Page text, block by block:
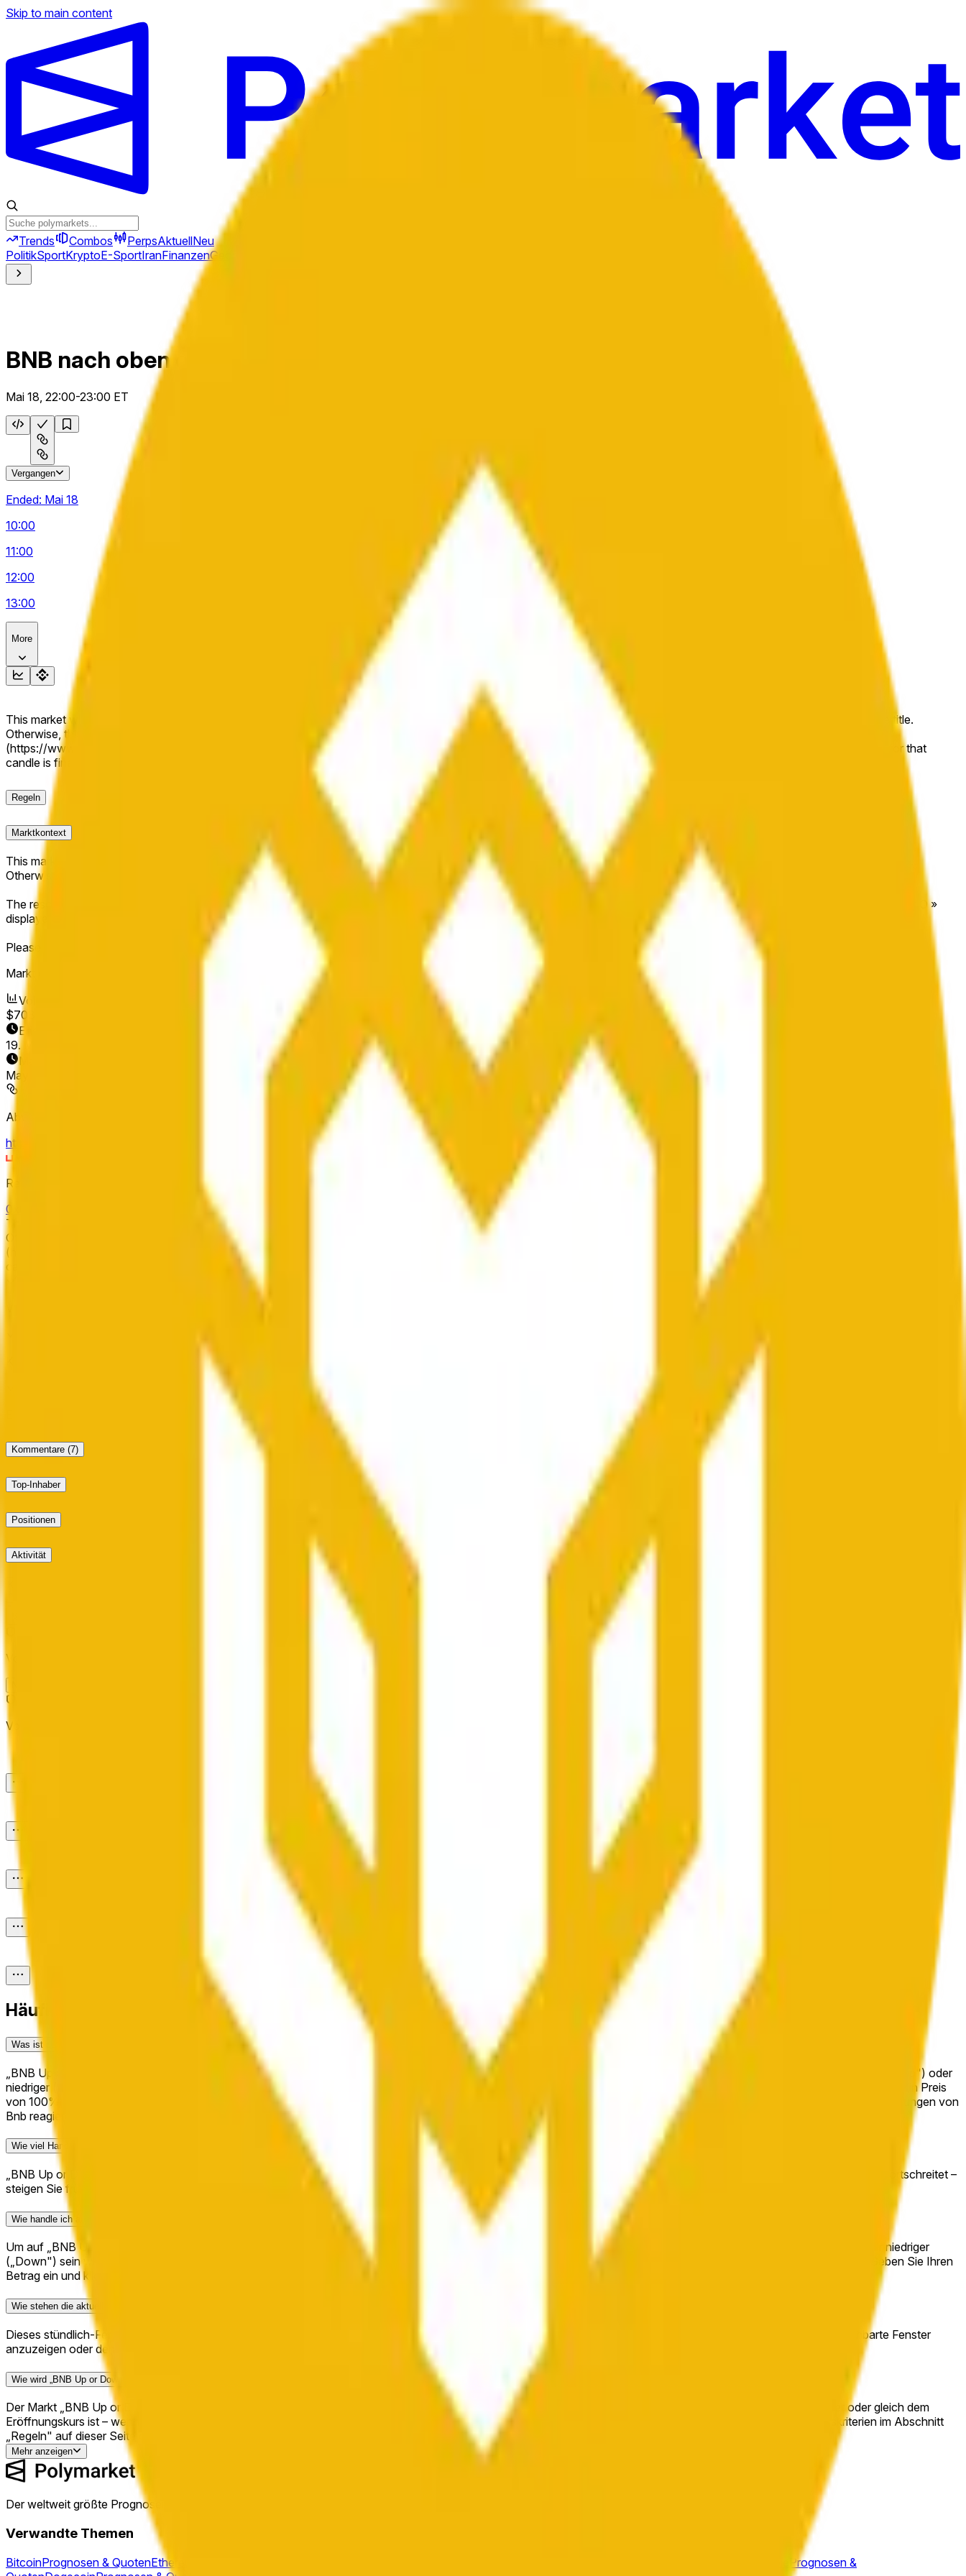
Skip to main content
Trends Combos PerpsAktuellNeu
PolitikSportKryptoE-SportIranFinanzenGeopolitik
BNB nach oben oder unten stündlich
Mai 18, 22:00-23:00 ET
Vergangen
Ended: Mai 18
10:00
11:00
12:00
13:00
More
This market will resolve to "Up" if the close price is greater than or equal to the open price for the BNB/USDT 1 hour candle that begins on the time and date specified in the title.
Otherwise, this market will resolve to "Down". The resolution source for this market is information from Binance, specifically the BNB/USDT pair
(https://www.binance.com/en/trade/BNB_USDT). The close « C » and open « O » displayed at the top of the graph for the relevant "1H" candle will be used once the data for that
candle is finalized. Please note that this market is about the price according to Binance BNB/USDT, not according to other exchanges or trading pairs.
Regeln
Marktkontext
This market will resolve to "Up" if the close price is greater than or equal to the open price for the BNB/USDT 1 hour candle that begins on the time and date specified in the title.
Otherwise, this market will resolve to "Down".
The resolution source for this market is information from Binance, specifically the BNB/USDT pair (https://www.binance.com/en/trade/BNB_USDT
). The close « C » and open « O »
displayed at the top of the graph for the relevant "1H" candle will be used once the data for that candle is finalized.
Please note that this market is about the price according to Binance BNB/USDT, not according to other exchanges or trading pairs.
Markt eröffnet:
Volumen
$703
Enddatum
19. Mai 2026
Markt eröffnet
May 16, 2026, 10:00 PM ET
Abwicklungsquelle
https://www.binance.com/en/trade/BNB_USDT
Resolver
0x65070BE91...
This market will resolve to "Up" if the close price is greater than or equal to the open price for the BNB/USDT 1 hour candle that begins on the time and date specified in the title.
Otherwise, this market will resolve to "Down". The resolution source for this market is information from Binance, specifically the BNB/USDT pair
(https://www.binance.com/en/trade/BNB_USDT). The close « C » and open « O » displayed at the top of the graph for the relevant "1H" candle will be used once the data for that
candle is finalized. Please note that this market is about the price according to Binance BNB/USDT, not according to other exchanges or trading pairs.
Kommentare (7)
Top-Inhaber
Positionen
Aktivität
Vorsicht bei externen Links.
Vorsicht bei externen Links.
Häufig gestellte Fragen
Was ist der Prognosemarkt „BNB Up or Down - May 18, 10PM ET"?
„BNB Up or Down - May 18, 10PM ET" ist ein stündlich-Prognosemarkt auf Polymarket, auf dem Händler Anteile darauf kaufen und verkaufen, ob der Preis von Bnb höher („Up") oder
niedriger („Down") als sein Eröffnungspreis über das im Titel angegebene stündlich-Fenster abschließen wird. Die aktuelle Marktwahrscheinlichkeit liegt bei 100% für „Down". Ein Preis
von 100% bedeutet, dass der Markt diesem Ergebnis eine Wahrscheinlichkeit von 100% zuweist. Die Preise werden in Echtzeit aktualisiert, wenn Händler auf Live-Preisbewegungen von
Bnb reagieren. Anteile am richtigen Ergebnis können bei Marktauflösung für jeweils $1 eingelöst werden.
Wie viel Handelsaktivität hat „BNB Up or Down - May 18, 10PM ET" auf Polymarket generiert?
„BNB Up or Down - May 18, 10PM ET" ist ein aktiver kurzfristiger Markt auf Polymarket. Das Handelsvolumen kann sich schnell aufbauen, während das stündlich-Fenster fortschreitet –
steigen Sie früh ein, um die Quoten mitzugestalten.
Wie handle ich auf „BNB Up or Down - May 18, 10PM ET"?
Um auf „BNB Up or Down - May 18, 10PM ET" zu handeln, entscheiden Sie, ob der Schlusskurs von Bnb am Ende der stündlich-Kerze ab 10:00PM ET höher („Up") oder niedriger
(„Down") sein wird. Kaufen Sie „Up", wenn Sie glauben, der Schlusskurs wird höher als der Eröffnungskurs sein, oder „Down", wenn Sie glauben, er wird niedriger sein. Geben Sie Ihren
Betrag ein und klicken Sie auf „Handeln". Liegt Ihr Ergebnis bei der Auflösung richtig, zahlt jeder Anteil $1,00 aus. Liegt es falsch, sind die Anteile $0 wert.
Wie stehen die aktuellen Quoten für „BNB Up or Down - May 18, 10PM ET"?
Dieses stündlich-Fenster wurde geschlossen und aufgelöst. Das endgültige Ergebnis war „Down". Verwenden Sie die Zeitnavigation oben auf dieser Seite, um benachbarte Fenster
anzuzeigen oder den aktuellen Live-Markt zu finden.
Wie wird „BNB Up or Down - May 18, 10PM ET" aufgelöst?
Der Markt „BNB Up or Down - May 18, 10PM ET" wird danach aufgelöst, ob der Schlusskurs der Bnb/USDT 1-Stunden-Kerze ab 10:00PM ET auf Binance größer oder gleich dem
Eröffnungskurs ist – wenn ja, ist das Ergebnis „Up"; andernfalls „Down". Die Auflösungsquelle ist Binance (BNB/USDT). Sie können die vollständigen Auflösungskriterien im Abschnitt
„Regeln" auf dieser Seite einsehen.
Mehr anzeigen
Der weltweit größte Prognosemarkt™
Verwandte Themen
BitcoinPrognosen & QuotenEthereum
Prognosen &